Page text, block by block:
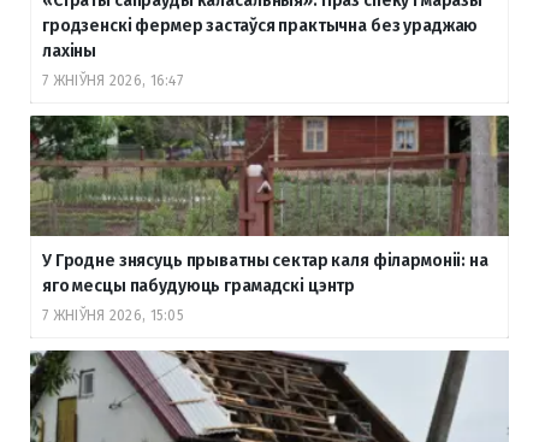
гродзенскі фермер застаўся практычна без ураджаю
лахіны
7 ЖНІЎНЯ 2026, 16:47
У Гродне знясуць прыватны сектар каля філармоніі: на
яго месцы пабудуюць грамадскі цэнтр
7 ЖНІЎНЯ 2026, 15:05